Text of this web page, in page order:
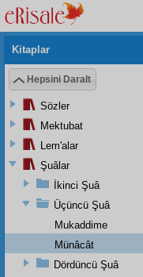
Kitaplar
Hepsini Daralt
Sözler
Mektubat
Lem'alar
Şuâlar
İkinci Şuâ
Üçüncü Şuâ
Mukaddime
Münâcât
Dördüncü Şuâ